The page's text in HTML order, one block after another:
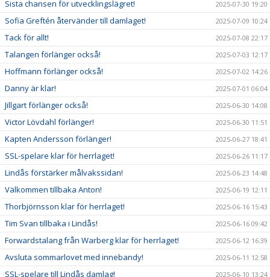
Sista chansen för utvecklingslägret! 2025-07-30 19:20
Sofia Greftén återvänder till damlaget! 2025-07-09 10:24
Tack för allt! 2025-07-08 22:17
Talangen förlänger också! 2025-07-03 12:17
Hoffmann förlänger också! 2025-07-02 14:26
Danny är klar! 2025-07-01 06:04
Jillgart förlänger också! 2025-06-30 14:08
Victor Lövdahl förlänger! 2025-06-30 11:51
Kapten Andersson förlänger! 2025-06-27 18:41
SSL-spelare klar för herrlaget! 2025-06-26 11:17
Lindås förstärker målvakssidan! 2025-06-23 14:48
Välkommen tillbaka Anton! 2025-06-19 12:11
Thorbjörnsson klar för herrlaget! 2025-06-16 15:43
Tim Svan tillbaka i Lindås! 2025-06-16 09:42
Forwardstalang från Warberg klar för herrlaget! 2025-06-12 16:39
Avsluta sommarlovet med innebandy! 2025-06-11 12:58
SSL-spelare till Lindås damlag! 2025-06-10 13:24